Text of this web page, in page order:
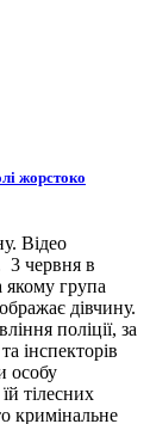
жорстоко
Відео
3 червня в
якому група
дівчину.
поліції, за
інспекторів
особу
тілесних
кримінальне